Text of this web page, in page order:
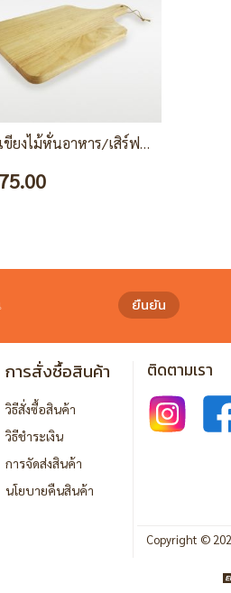
ยืนยัน
การสั่งซื้อสินค้า
วิธีสั่งซื้อสินค้า
วิธีชำระเงิน
การจัดส่งสินค้า
นโยบายคืนสินค้า
ติดตามเรา
Copyright ©